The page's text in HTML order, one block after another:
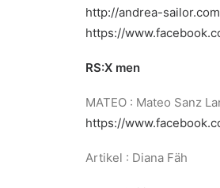
http://andrea-
https://
RS:X men
MATEO : Mateo Sanz
https://
Artikel : Diana Fäh